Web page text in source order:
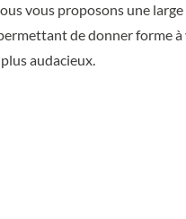
vous proposons une large
de donner forme à
audacieux.